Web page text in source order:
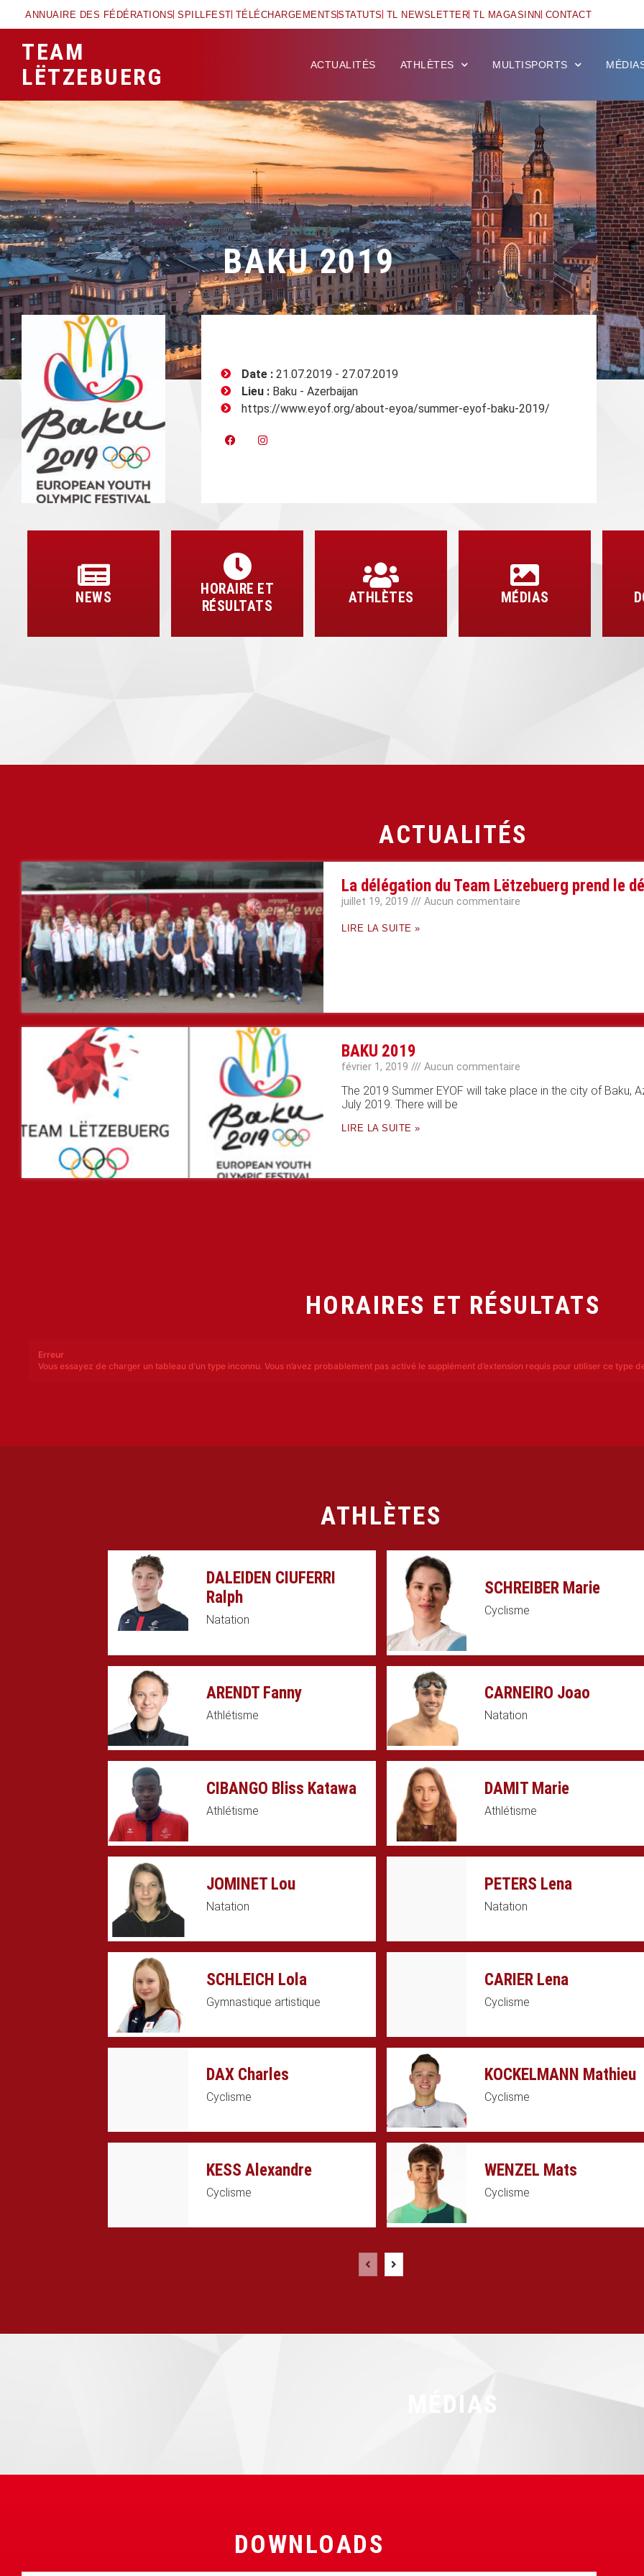
ANNUAIRE DES FÉDÉRATIONS SPILLFEST TÉLÉCHARGEMENTSSTATUTS TL NEWSLETTER TL MAGASINN CONTACT
TEAM
LËTZEBUERG
ACTUALITÉS ATHLÈTES MULTISPORTS
BAKU 2019
Date :21.07.2019 - 27.07.2019
Lieu :Baku - Azerbaijan
https://www.eyof.org/about-eyoa/summer-eyof-baku-2019/
NEWS
HORAIRE ET
RÉSULTATS
ATHLÈTES MÉDIAS
ACTUALITÉS
La délégation du Team Lëtzebuerg prend le
juillet 19, 2019 Aucun commentaire
LIRE LA SUITE »
BAKU 2019
février 1, 2019 Aucun commentaire
The 2019 Summer EYOF will take place in the city of Baku,
July 2019. There will be
LIRE LA SUITE »
HORAIRES ET RÉSULTATS
Erreur
Vous essayez de charger un tableau d’un type inconnu. Vous n’avez probablement pas activé le supplément d’extension requis pour utiliser ce type
ATHLÈTES
DALEIDEN CIUFERRI
Ralph
Natation
SCHREIBER Marie
Cyclisme
ARENDT Fanny
Athlétisme
CARNEIRO Joao
Natation
CIBANGO Bliss Katawa
Athlétisme
DAMIT Marie
Athlétisme
JOMINET Lou
Natation
PETERS Lena
Natation
SCHLEICH Lola
Gymnastique artistique
CARIER Lena
Cyclisme
DAX Charles
Cyclisme
KOCKELMANN Mathieu
Cyclisme
KESS Alexandre
Cyclisme
WENZEL Mats
Cyclisme
MÉDIAS
DOWNLOADS